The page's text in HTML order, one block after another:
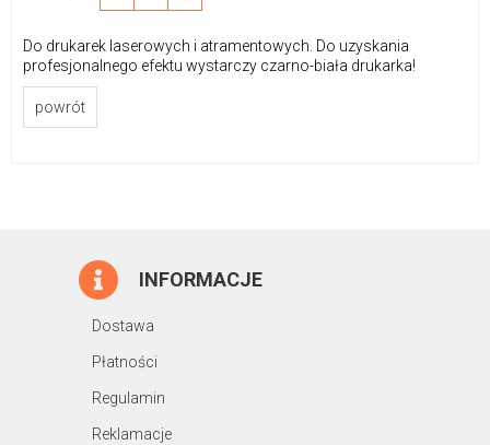
Do drukarek laserowych i atramentowych. Do uzyskania
profesjonalnego efektu wystarczy czarno-biała drukarka!
powrót
INFORMACJE
Dostawa
Płatności
Regulamin
Reklamacje